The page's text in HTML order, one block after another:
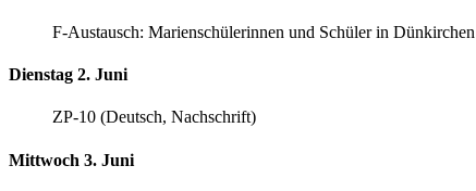
F-Austausch: Marienschülerinnen und Schüler in Dünkirchen
Dienstag 2. Juni
ZP-10 (Deutsch, Nachschrift)
Mittwoch 3. Juni